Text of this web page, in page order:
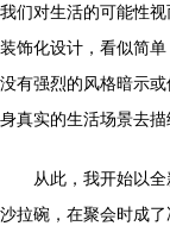
我们对生活的可能性
装饰化设计，看似简单
没有强烈的风格暗示
身真实的生活场景去描
从此，我开始以
沙拉碗，在聚会时成